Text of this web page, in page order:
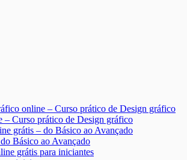
– Curso prático de Design gráfico
Básico ao Avançado